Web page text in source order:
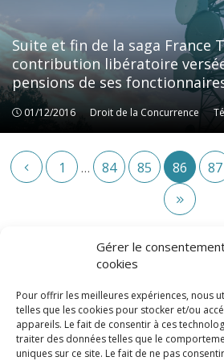
Gérer le
cookies
Pour offrir les meilleures expériences, nous
telles que les cookies pour stocker et/ou
appareils. Le fait de consentir à ces
traiter des données telles que le
uniques sur ce site. Le fait de ne pas
Suite et fin de la saga France
contribution libératoire
pensions de ses
01/12/2016 Droit de la Concurrence
Droit de la Concurrence
1 … 84 85 86 87